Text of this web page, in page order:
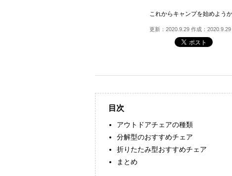
これからキャンプを始めよう
更新：2020.9.29 作成：2020.9.29
目次
アウトドアチェアの種類
分解型のおすすめチェア
折りたたみ型おすすめチェア
まとめ